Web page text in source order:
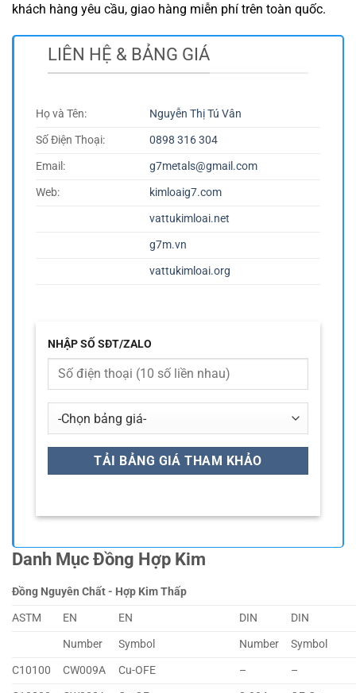
khách hàng yêu cầu, giao hàng miễn phí trên toàn quốc.
LIÊN HỆ & BẢNG GIÁ
Họ và Tên:
Nguyễn Thị Tú Vân
Số Điện Thoại:
0898 316 304
Email:
g7metals@gmail.com
Web:
kimloaig7.com
vattukimloai.net
g7m.vn
vattukimloai.org
NHẬP SỐ SĐT/ZALO
Danh Mục Đồng Hợp Kim
Đồng Nguyên Chất - Hợp Kim Thấp
ASTM
EN EN DIN
DIN
Number
Symbol Number
Symbol
C10100
CW009A Cu-OFE –
–